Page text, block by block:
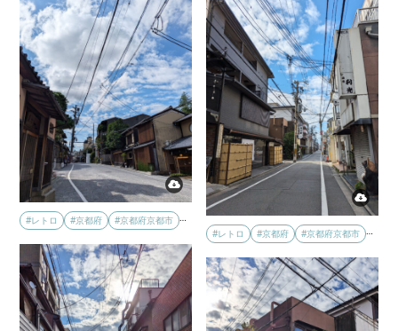
#レトロ #京都府 #京都府京都市
#レトロ
#京都府 #京都府京都市